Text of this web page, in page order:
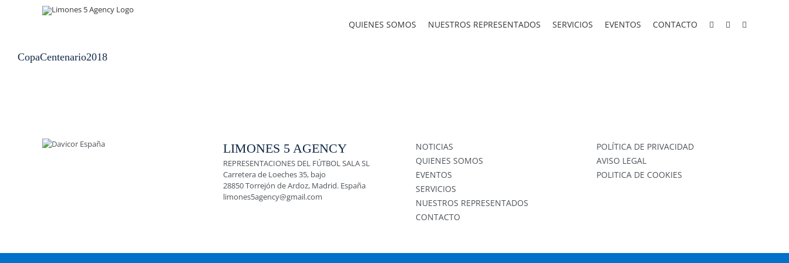
QUIENES SOMOS NUESTROS REPRESENTADOS SERVICIOS EVENTOS CONTACTO
CopaCentenario2018
LIMONES 5 AGENCY
REPRESENTACIONES DEL FÚTBOL SALA SL
Carretera de Loeches 35, bajo
28850 Torrejón de Ardoz, Madrid. España
limones5agency@gmail.com
NOTICIAS
QUIENES SOMOS
EVENTOS
SERVICIOS
NUESTROS REPRESENTADOS
CONTACTO
POLÍTICA DE PRIVACIDAD
AVISO LEGAL
POLITICA DE COOKIES